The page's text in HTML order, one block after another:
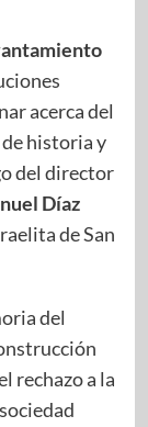
acerca del
historia y
del director
Díaz
de San
del
rechazo a la